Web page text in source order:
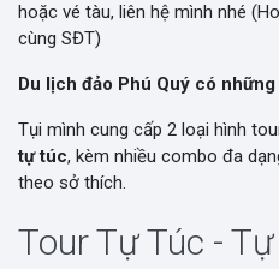
hoặc vé tàu, liên hệ mình nhé
cùng SĐT)
Du lịch đảo Phú Quý có
Tụi mình cung cấp 2 loại hình
tự túc, kèm nhiều combo đa
theo sở thích.
Tour Tự Túc -